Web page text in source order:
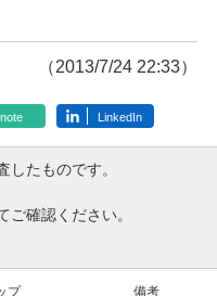
（2013/7/24 22:33）
note LinkedIn
たものです。
確認ください。
プ 備考